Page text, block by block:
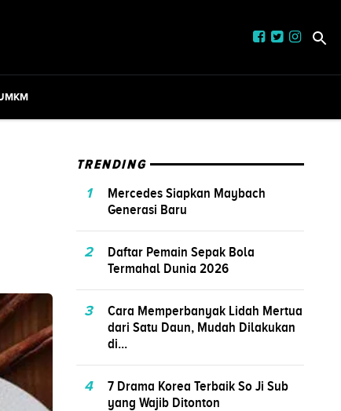
TRENDING
1
Mercedes Siapkan Maybach
Generasi Baru
2
Daftar Pemain Sepak Bola
Termahal Dunia 2026
3
Cara Memperbanyak Lidah Mertua
dari Satu Daun, Mudah Dilakukan
di...
4
7 Drama Korea Terbaik So Ji Sub
yang Wajib Ditonton